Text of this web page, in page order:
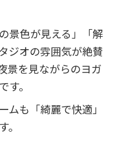
景色が見える」「解
ジオの雰囲気が絶賛
景を見ながらのヨガ
す。
ムも「綺麗で快適」